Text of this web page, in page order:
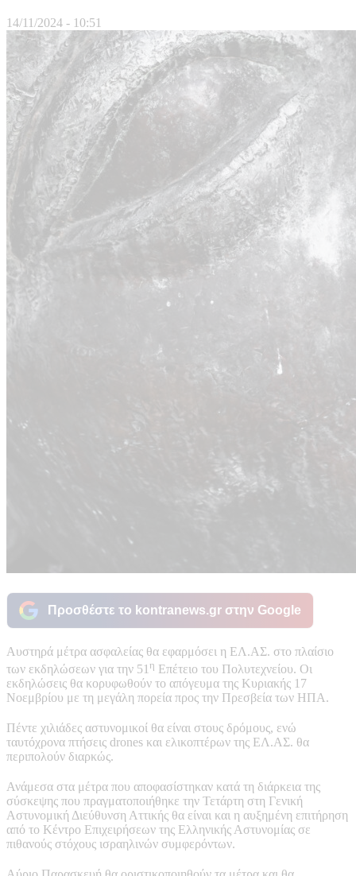
14/11/2024 - 10:51
Προσθέστε το kontranews.gr στην Google
Αυστηρά μέτρα ασφαλείας θα εφαρμόσει η ΕΛ.ΑΣ. στο πλαίσιο
των εκδηλώσεων για την 51 η Επέτειο του Πολυτεχνείου. Οι
εκδηλώσεις θα κορυφωθούν το απόγευμα της Κυριακής 17
Νοεμβρίου με τη μεγάλη πορεία προς την Πρεσβεία των ΗΠΑ.
Πέντε χιλιάδες αστυνομικοί θα είναι στους δρόμους, ενώ
ταυτόχρονα πτήσεις drones και ελικοπτέρων της ΕΛ.ΑΣ. θα
περιπολούν διαρκώς.
Ανάμεσα στα μέτρα που αποφασίστηκαν κατά τη διάρκεια της
σύσκεψης που πραγματοποιήθηκε την Τετάρτη στη Γενική
Αστυνομική Διεύθυνση Αττικής θα είναι και η αυξημένη επιτήρηση
από το Κέντρο Επιχειρήσεων της Ελληνικής Αστυνομίας σε
πιθανούς στόχους ισραηλινών συμφερόντων.